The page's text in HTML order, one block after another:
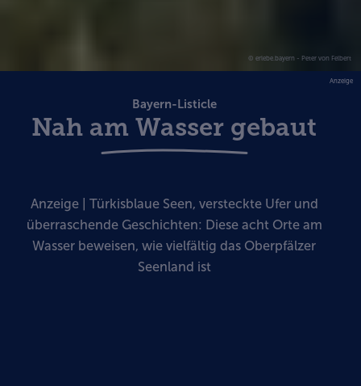
© erlebe.bayern - Peter von Felbert
Anzeige
Bayern-Listicle
Nah am Wasser gebaut
Anzeige | Türkisblaue Seen, versteckte Ufer und
überraschende Geschichten: Diese acht Orte am
Wasser beweisen, wie vielfältig das Oberpfälzer
Seenland ist